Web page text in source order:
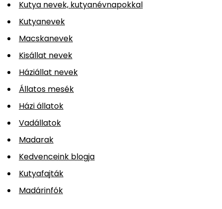
Kutya nevek, kutyanévnapokkal
Kutyanevek
Macskanevek
Kisállat nevek
Háziállat nevek
Állatos mesék
Házi állatok
Vadállatok
Madarak
Kedvenceink blogja
Kutyafajták
Madárinfók